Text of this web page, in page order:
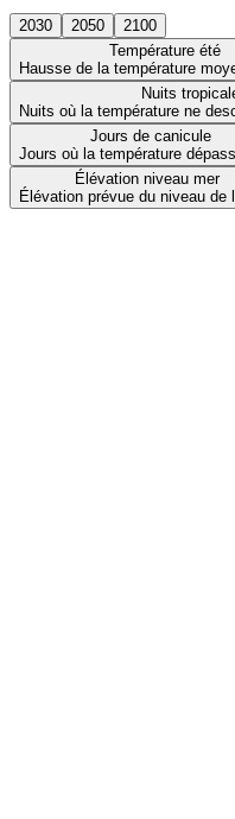
2030 2050
2100
Température été
Hausse de la température
Nuits
Nuits où la température ne
Jours de canicule
Jours où la température
Élévation niveau mer
Élévation prévue du niveau de